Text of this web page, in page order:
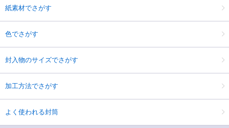
紙素材でさがす
色でさがす
封入物のサイズでさがす
加工方法でさがす
よく使われる封筒